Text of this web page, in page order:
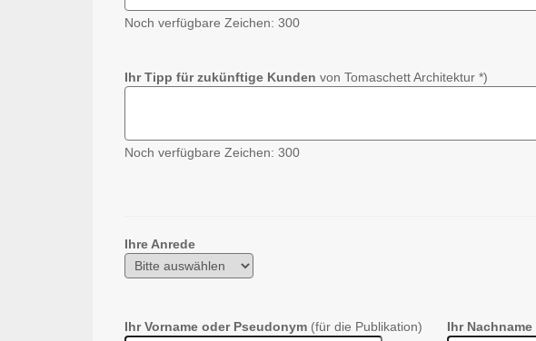
Noch verfügbare Zeichen: 300
Ihr Tipp für zukünftige Kunden von Tomaschett Architektur *)
Noch verfügbare Zeichen: 300
Ihre Anrede
Ihr Vorname oder Pseudonym (für die Publikation) Ihr Nachname